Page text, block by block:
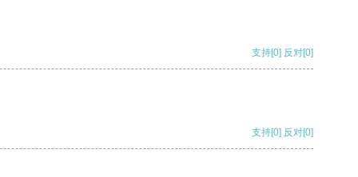
支持[0] 反对[0]
支持[0] 反对[0]